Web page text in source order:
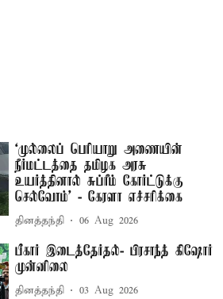
‘முல்லைப் பெரியாறு அணையின்
நீர்மட்டத்தை தமிழக அரசு
உயர்த்தினால் சுப்ரீம் கோர்ட்டுக்கு
செல்வோம்' - கேரளா எச்சரிக்கை
தினத்தந்தி 06 Aug 2026
பீகார் இடைத்தேர்தல்- பிரசாந்த் கிஷோர்
முன்னிலை
தினத்தந்தி 03 Aug 2026